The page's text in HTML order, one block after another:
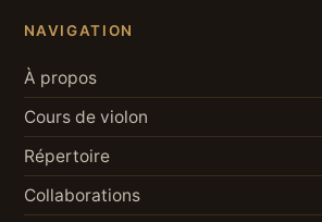
NAVIGATION
À propos
Cours de violon
Répertoire
Collaborations